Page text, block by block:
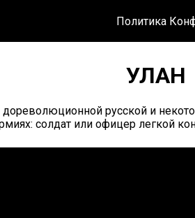
Политика
УЛАН
дореволюционной русской и
солдат или офицер легкой